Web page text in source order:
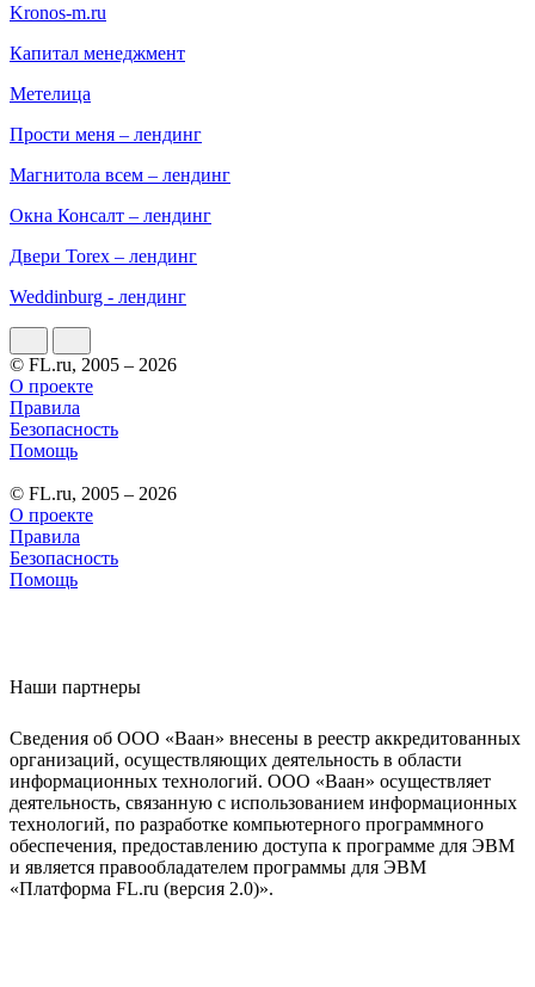
Kronos-m.ru
Капитал менеджмент
Метелица
Прости меня – лендинг
Магнитола всем – лендинг
Окна Консалт – лендинг
Двери Torex – лендинг
Weddinburg - лендинг
© FL.ru, 2005 – 2026
О проекте
Правила
Безопасность
Помощь
© FL.ru, 2005 – 2026
О проекте
Правила
Безопасность
Помощь
Наши партнеры
Сведения об ООО «Ваан» внесены в реестр аккредитованных
организаций, осуществляющих деятельность в области
информационных технологий. ООО «Ваан» осуществляет
деятельность, связанную с использованием информационных
технологий, по разработке компьютерного программного
обеспечения, предоставлению доступа к программе для ЭВМ
и является правообладателем программы для ЭВМ
«Платформа FL.ru (версия 2.0)».